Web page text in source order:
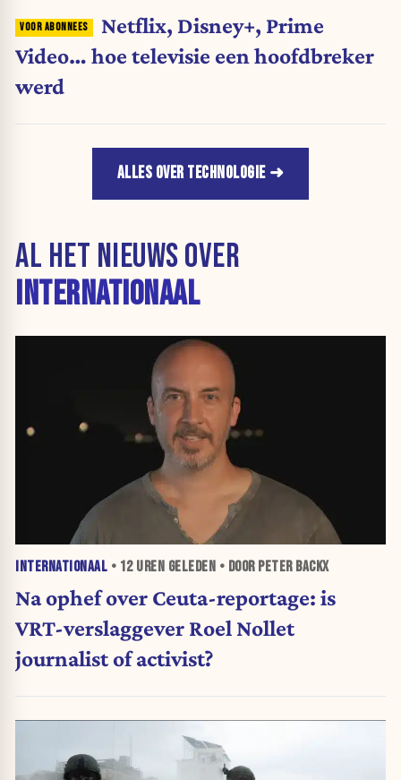
Netflix, Disney+, Prime
Video… hoe televisie een hoofdbreker
werd
ALLES OVER TECHNOLOGIE
AL HET NIEUWS OVER
INTERNATIONAAL
INTERNATIONAAL • 12 UREN GELEDEN • DOOR PETER BACKX
Na ophef over Ceuta-reportage: is
VRT-verslaggever Roel Nollet
journalist of activist?